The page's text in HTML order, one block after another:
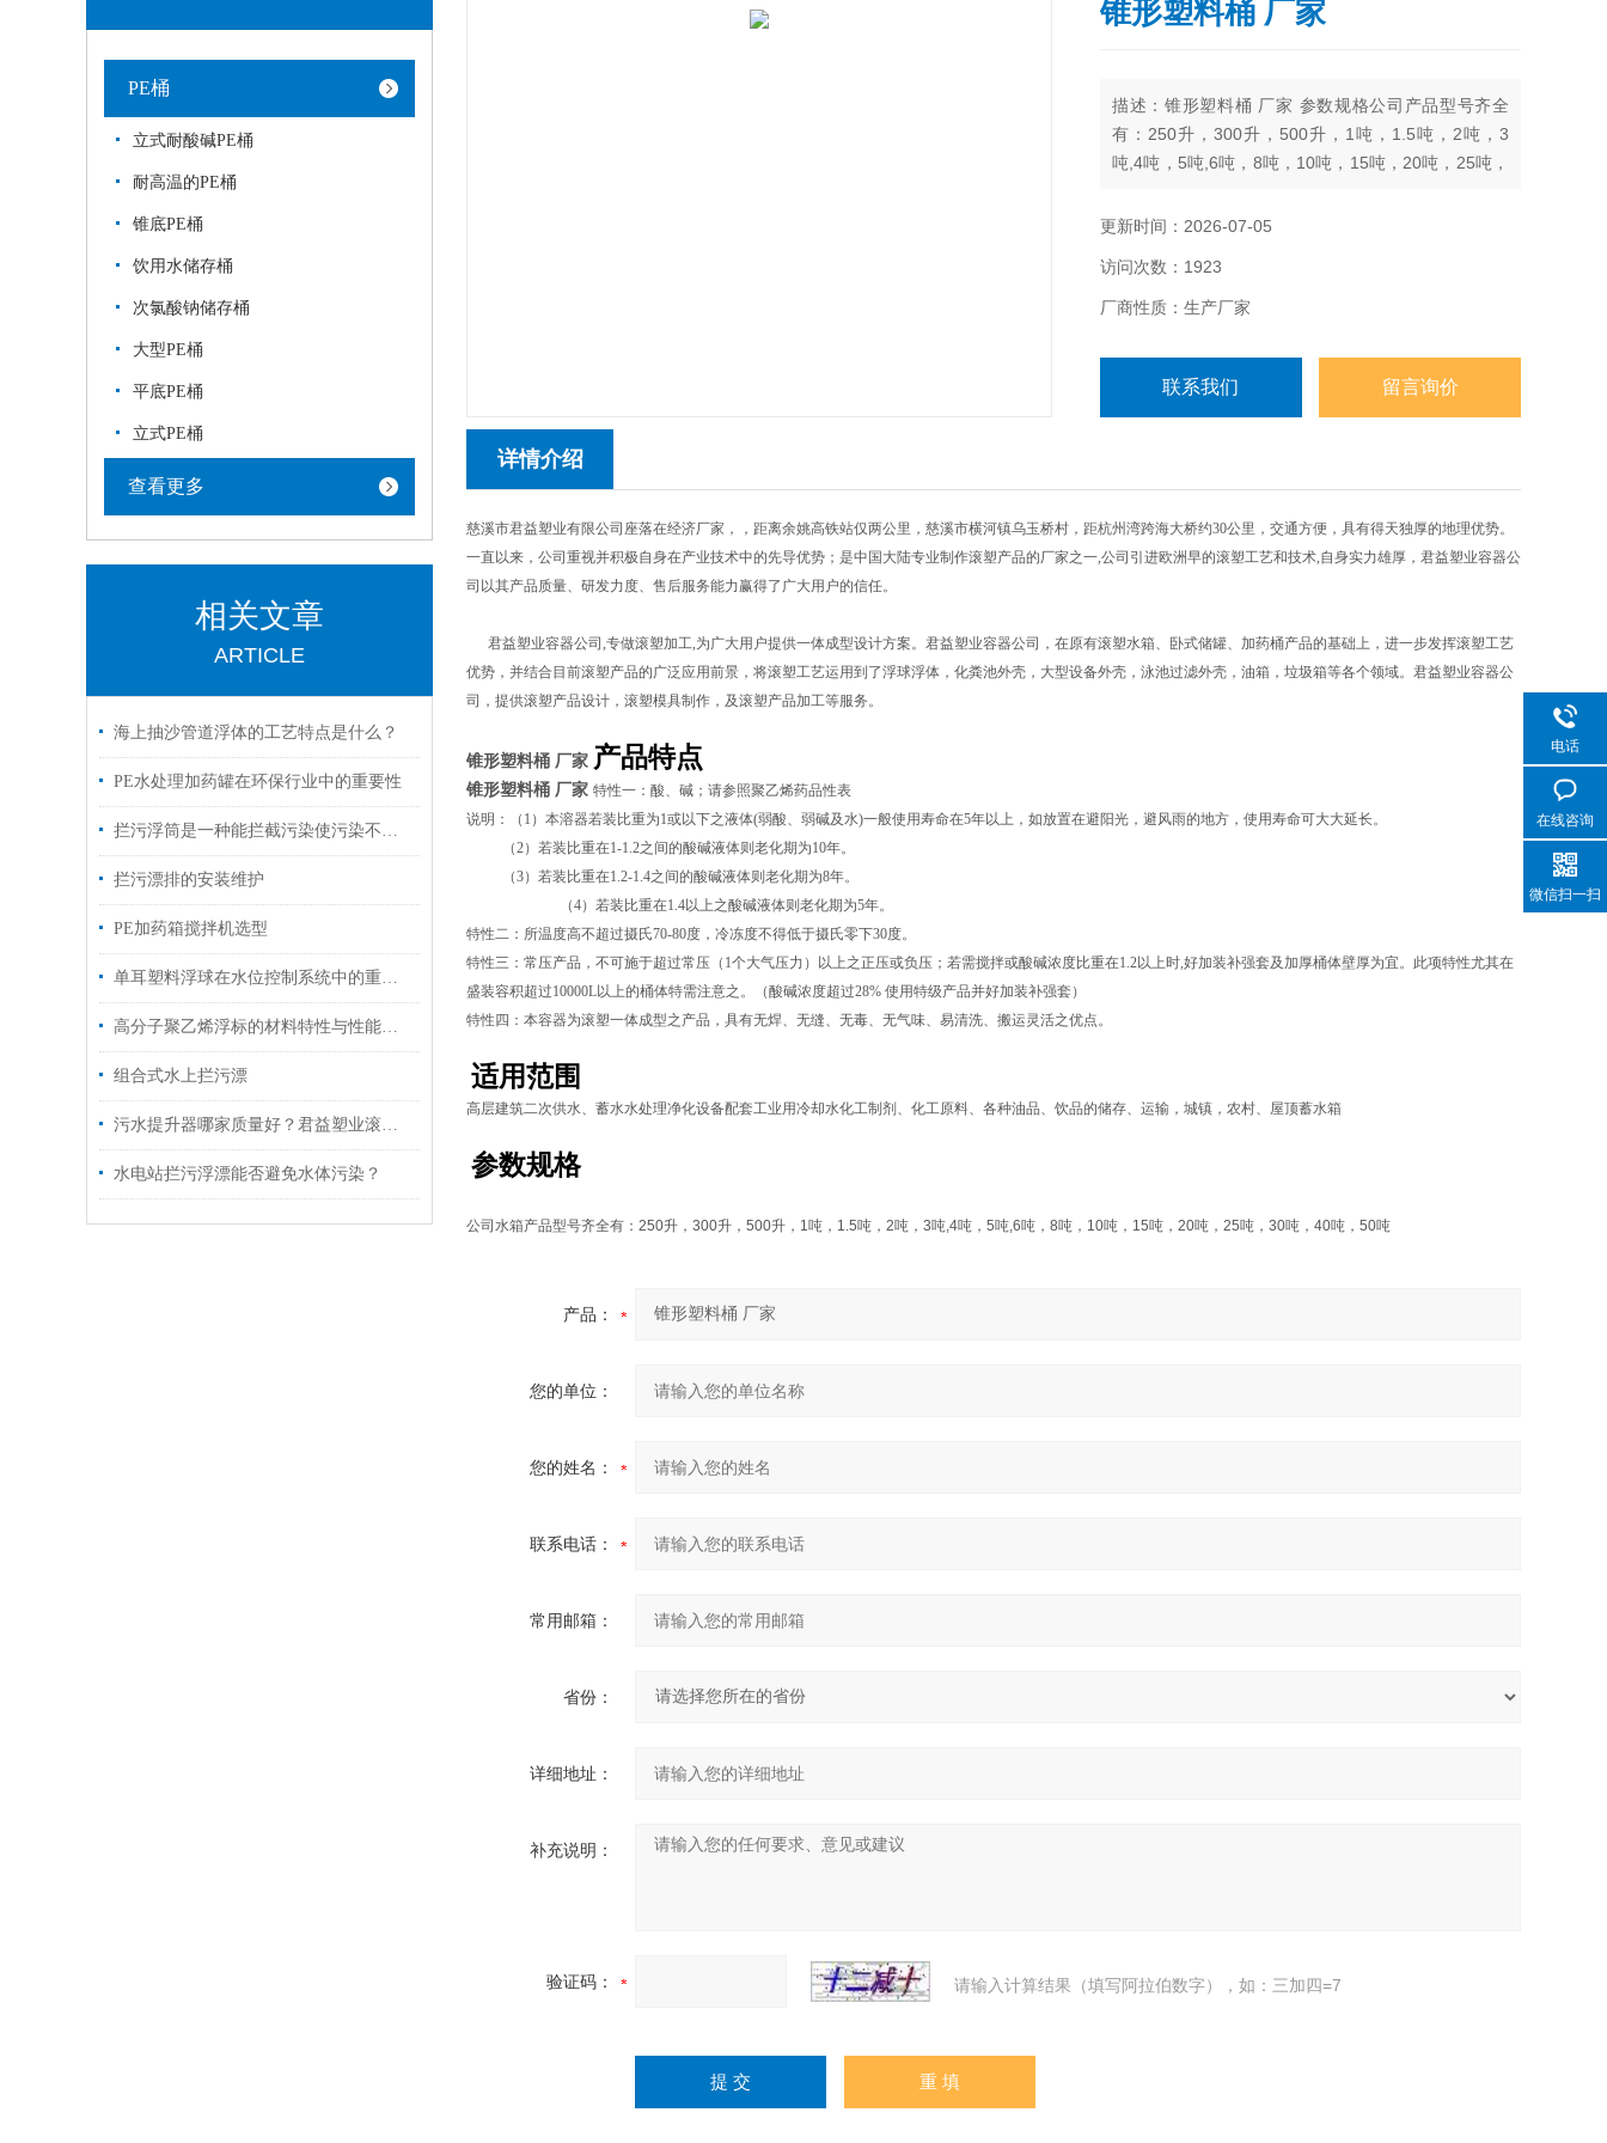
PE桶
立式耐酸碱PE桶
耐高温的PE桶
锥底PE桶
饮用水储存桶
次氯酸钠储存桶
大型PE桶
平底PE桶
立式PE桶
查看更多
相关文章
ARTICLE
海上抽沙管道浮体的工艺特点是什么？
PE水处理加药罐在环保行业中的重要性
拦污浮筒是一种能拦截污染使污染不会大范围扩散的材料
拦污漂排的安装维护
PE加药箱搅拌机选型
单耳塑料浮球在水位控制系统中的重要性
高分子聚乙烯浮标的材料特性与性能分析
组合式水上拦污漂
污水提升器哪家质量好？君益塑业滚塑污水提升设备技术详解
水电站拦污浮漂能否避免水体污染？
锥形塑料桶 厂家
描述：锥形塑料桶 厂家 ​参数规格公司产品型号齐全
有：250升，300升，500升，1吨，1.5吨，2吨，3
吨,4吨，5吨,6吨，8吨，10吨，15吨，20吨，25吨，
更新时间：2026-07-05
访问次数：1923
厂商性质：生产厂家
联系我们 留言询价
详情介绍
慈溪市君益塑业有限公司座落在经济厂家，，距离余姚高铁站仅两公里，慈溪市横河镇乌玉桥村，距杭州湾跨海大桥约30公里，交通方便，具有得天独厚的地理优势。
一直以来，公司重视并积极自身在产业技术中的先导优势；是中国大陆专业制作滚塑产品的厂家之一,公司引进欧洲早的滚塑工艺和技术,自身实力雄厚，君益塑业容器公
司以其产品质量、研发力度、售后服务能力赢得了广大用户的信任。
君益塑业容器公司,专做滚塑加工,为广大用户提供一体成型设计方案。君益塑业容器公司，在原有滚塑水箱、卧式储罐、加药桶产品的基础上，进一步发挥滚塑工艺
优势，并结合目前滚塑产品的广泛应用前景，将滚塑工艺运用到了浮球浮体，化粪池外壳，大型设备外壳，泳池过滤外壳，油箱，垃圾箱等各个领域。君益塑业容器公
司，提供滚塑产品设计，滚塑模具制作，及滚塑产品加工等服务。
锥形塑料桶 厂家 产品特点
锥形塑料桶 厂家 特性一：酸、碱；请参照聚乙烯药品性表
说明：（1）本溶器若装比重为1或以下之液体(弱酸、弱碱及水)一般使用寿命在5年以上，如放置在避阳光，避风雨的地方，使用寿命可大大延长。
（2）若装比重在1-1.2之间的酸碱液体则老化期为10年。
（3）若装比重在1.2-1.4之间的酸碱液体则老化期为8年。
（4）若装比重在1.4以上之酸碱液体则老化期为5年。
特性二：所温度高不超过摄氏70-80度，冷冻度不得低于摄氏零下30度。
特性三：常压产品，不可施于超过常压（1个大气压力）以上之正压或负压；若需搅拌或酸碱浓度比重在1.2以上时,好加装补强套及加厚桶体壁厚为宜。此项特性尤其在
盛装容积超过10000L以上的桶体特需注意之。（酸碱浓度超过28% 使用特级产品并好加装补强套）
特性四：本容器为滚塑一体成型之产品，具有无焊、无缝、无毒、无气味、易清洗、搬运灵活之优点。
适用范围
高层建筑二次供水、蓄水水处理净化设备配套工业用冷却水化工制剂、化工原料、各种油品、饮品的储存、运输，城镇，农村、屋顶蓄水箱
参数规格
公司水箱产品型号齐全有： 250升， 300升， 500升， 1吨， 1.5吨， 2吨， 3吨,4吨， 5吨,6吨， 8吨， 10吨， 15吨， 20吨， 25吨， 30吨， 40吨， 50吨
产品：
您的单位：
您的姓名：
联系电话：
常用邮箱：
省份：
详细地址：
补充说明：
验证码： 请输入计算结果（填写阿拉伯数字），如：三加四=7
电话
在线咨询
微信扫一扫